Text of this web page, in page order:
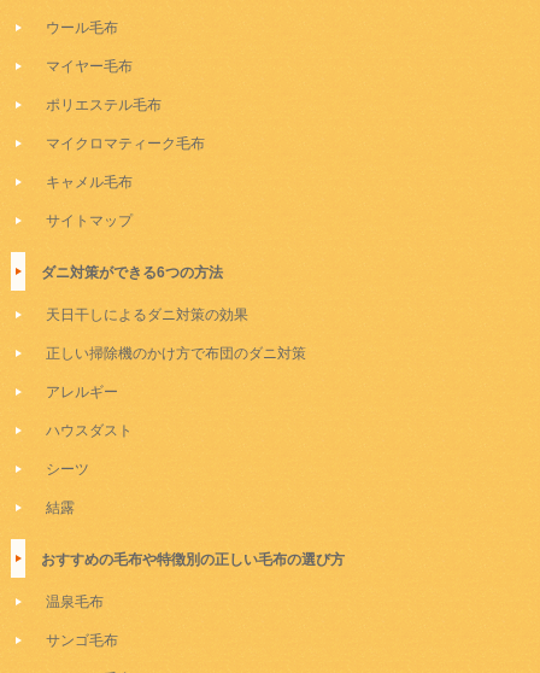
ウール毛布
マイヤー毛布
ポリエステル毛布
マイクロマティーク毛布
キャメル毛布
サイトマップ
ダニ対策ができる6つの方法
天日干しによるダニ対策の効果
正しい掃除機のかけ方で布団のダニ対策
アレルギー
ハウスダスト
シーツ
結露
おすすめの毛布や特徴別の正しい毛布の選び方
温泉毛布
サンゴ毛布